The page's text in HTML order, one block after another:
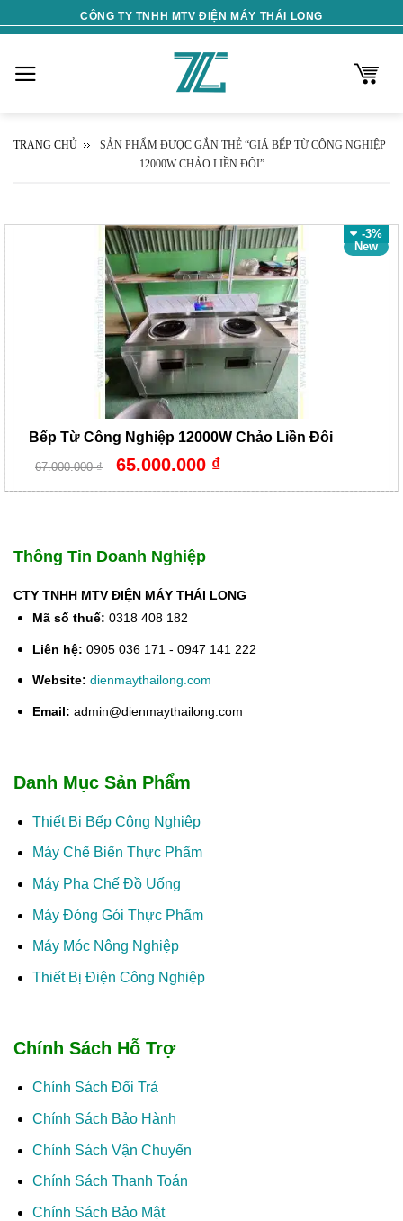
to
CÔNG TY TNHH MTV ĐIỆN MÁY THÁI LONG
TRANG CHỦ
SẢN PHẨM ĐƯỢC GẮN THẺ “GIÁ BẾP TỪ CÔNG NGHIỆP
12000W CHẢO LIỀN ĐÔI”
-3%
New
Bếp Từ Công Nghiệp 12000W Chảo Liền Đôi
67.000.000₫
Giá
gốc
67.000.000 ₫.
65.000.000 ₫Giá
hiện
là:
Thông Tin Doanh Nghiệp
CTY TNHH MTV ĐIỆN MÁY THÁI LONG
Mã số thuế: 0318 408 182
Liên hệ: 0905 036 171 - 0947 141 222
Website: dienmaythailong.com
Email: admin@dienmaythailong.com
Danh Mục Sản Phẩm
Thiết Bị Bếp Công Nghiệp
Máy Chế Biến Thực Phẩm
Máy Pha Chế Đồ Uống
Máy Đóng Gói Thực Phẩm
Máy Móc Nông Nghiệp
Thiết Bị Điện Công Nghiệp
Chính Sách Hỗ Trợ
Chính Sách Đổi Trả
Chính Sách Bảo Hành
Chính Sách Vận Chuyển
Chính Sách Thanh Toán
Chính Sách Bảo Mật